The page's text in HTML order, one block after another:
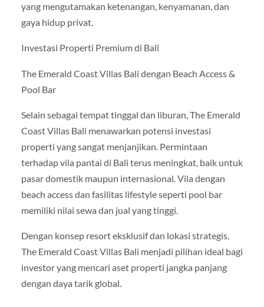
yang mengutamakan ketenangan, kenyamanan, dan
gaya hidup privat.
Investasi Properti Premium di Bali
The Emerald Coast Villas Bali dengan Beach Access &
Pool Bar
Selain sebagai tempat tinggal dan liburan, The Emerald
Coast Villas Bali menawarkan potensi investasi
properti yang sangat menjanjikan. Permintaan
terhadap vila pantai di Bali terus meningkat, baik untuk
pasar domestik maupun internasional. Vila dengan
beach access dan fasilitas lifestyle seperti pool bar
memiliki nilai sewa dan jual yang tinggi.
Dengan konsep resort eksklusif dan lokasi strategis,
The Emerald Coast Villas Bali menjadi pilihan ideal bagi
investor yang mencari aset properti jangka panjang
dengan daya tarik global.